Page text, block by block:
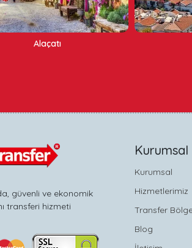
Çeşme
güvenli ve ekonomik
transferi hizmeti
Kurumsal
Kurumsal
Hizmetlerimiz
Transfer
Blog